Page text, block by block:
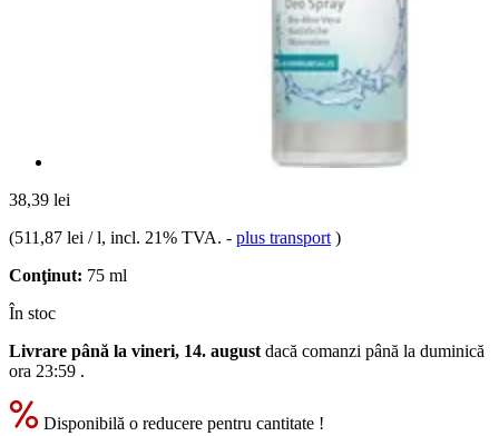
38,39 lei
(511,87 lei / l, incl. 21% TVA. - plus transport )
Conţinut: 75 ml
În stoc
Livrare până la vineri, 14. august dacă comanzi până la duminică
ora 23:59 .
Disponibilă o reducere pentru cantitate !